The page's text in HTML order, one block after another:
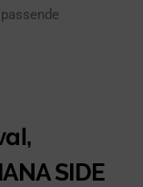
SIDE